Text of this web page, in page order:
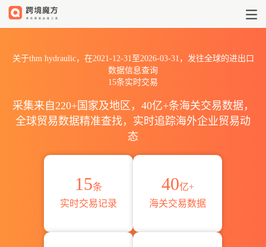
关于thm hydraulic，在2021-12-31至2026-03-31，发往全球的进出口
数据信息查询
15条实时交易
采集来自220+国家及地区，40亿+条海关交易数据，
全球贸易数据精准查找，实时追踪海外企业贸易动
态
15条
实时交易记录
40亿+
海关交易数据